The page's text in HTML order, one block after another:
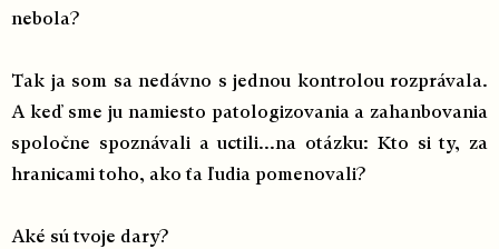
nebola?
Tak ja som sa nedávno s jednou kontrolou rozprávala.
A keď sme ju namiesto patologizovania a zahanbovania
spoločne spoznávali a uctili...na otázku: Kto si ty, za
hranicami toho, ako ťa ľudia pomenovali?
Aké sú tvoje dary?